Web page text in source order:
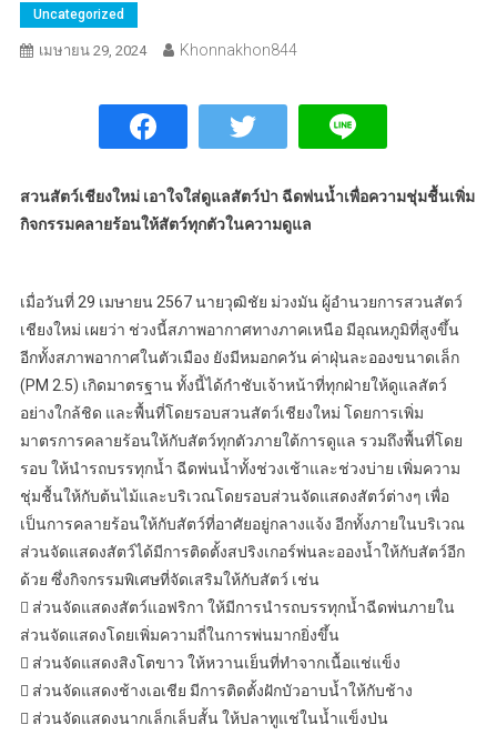
Uncategorized
เมษายน 29, 2024 Khonnakhon844
สวนสัตว์เชียงใหม่ เอาใจใส่ดูแลสัตว์ป่า ฉีดพ่นน้ำเพื่อความชุ่มชื้นเพิ่ม
กิจกรรมคลายร้อนให้สัตว์ทุกตัวในความดูแล
เมื่อวันที่ 29 เมษายน 2567 นายวุฒิชัย ม่วงมัน ผู้อำนวยการสวนสัตว์
เชียงใหม่ เผยว่า ช่วงนี้สภาพอากาศทางภาคเหนือ มีอุณหภูมิที่สูงขึ้น
อีกทั้งสภาพอากาศในตัวเมือง ยังมีหมอกควัน ค่าฝุ่นละอองขนาดเล็ก
(PM 2.5) เกิดมาตรฐาน ทั้งนี้ได้กำชับเจ้าหน้าที่ทุกฝ่ายให้ดูแลสัตว์
อย่างใกล้ชิด และพื้นที่โดยรอบสวนสัตว์เชียงใหม่ โดยการเพิ่ม
มาตรการคลายร้อนให้กับสัตว์ทุกตัวภายใต้การดูแล รวมถึงพื้นที่โดย
รอบ ให้นำรถบรรทุกน้ำ ฉีดพ่นน้ำทั้งช่วงเช้าและช่วงบ่าย เพิ่มความ
ชุ่มชื้นให้กับต้นไม้และบริเวณโดยรอบส่วนจัดแสดงสัตว์ต่างๆ เพื่อ
เป็นการคลายร้อนให้กับสัตว์ที่อาศัยอยู่กลางแจ้ง อีกทั้งภายในบริเวณ
ส่วนจัดแสดงสัตว์ได้มีการติดตั้งสปริงเกอร์พ่นละอองน้ำให้กับสัตว์อีก
ด้วย ซึ่งกิจกรรมพิเศษที่จัดเสริมให้กับสัตว์ เช่น
 ส่วนจัดแสดงสัตว์แอฟริกา ให้มีการนำรถบรรทุกน้ำฉีดพ่นภายใน
ส่วนจัดแสดงโดยเพิ่มความถี่ในการพ่นมากยิ่งขึ้น
 ส่วนจัดแสดงสิงโตขาว ให้หวานเย็นที่ทำจากเนื้อแช่แข็ง
 ส่วนจัดแสดงช้างเอเชีย มีการติดตั้งฝักบัวอาบน้ำให้กับช้าง
 ส่วนจัดแสดงนากเล็กเล็บสั้น ให้ปลาทูแช่ในน้ำแข็งป่น